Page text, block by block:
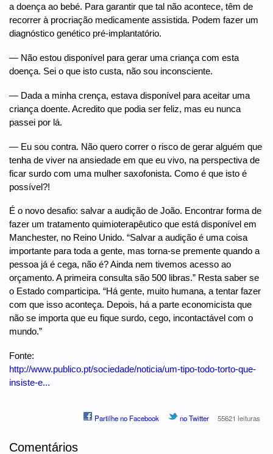
a doença ao bebé. Para garantir que tal não acontece, têm de
recorrer à procriação medicamente assistida. Podem fazer um
diagnóstico genético pré-implantatório.
— Não estou disponível para gerar uma criança com esta
doença. Sei o que isto custa, não sou inconsciente.
— Dada a minha crença, estava disponível para aceitar uma
criança doente. Acredito que podia ser feliz, mas eu nunca
passei por lá.
— Eu sou contra. Não quero correr o risco de gerar alguém que
tenha de viver na ansiedade em que eu vivo, na perspectiva de
ficar surdo com uma mulher saxofonista. Como é que isto é
possível?!
É o novo desafio: salvar a audição de João. Encontrar forma de
fazer um tratamento quimioterapêutico que está disponível em
Manchester, no Reino Unido. “Salvar a audição é uma coisa
importante para toda a gente, mas torna-se premente quando a
pessoa já é cega, não é? Ainda nem tivemos acesso ao
orçamento. A primeira consulta são 500 libras.” Resta saber se
o Estado comparticipa. “Há gente, muito humana, a tentar fazer
com que isso aconteça. Depois, há a parte economicista que
não se importa que eu fique surdo, cego, incontactável com o
mundo.”
Fonte:
http://www.publico.pt/sociedade/noticia/um-tipo-todo-torto-que-
insiste-e...
Partilhe no Facebook no Twitter 55621 leituras
Comentários